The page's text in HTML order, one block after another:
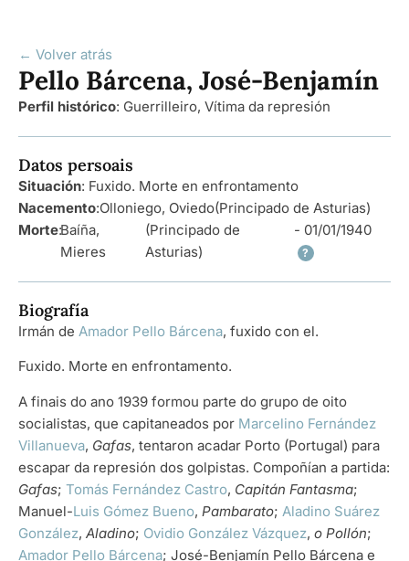
← Volver atrás
Pello Bárcena, José-Benjamín
Perfil histórico: Guerrilleiro, Vítima da represión
Datos persoais
Situación: Fuxido. Morte en enfrontamento
Nacemento:Olloniego, Oviedo(Principado de Asturias)
Morte:Baíña,
Mieres
(Principado de
Asturias)
- 01/01/1940
?
Biografía
Irmán de Amador Pello Bárcena, fuxido con el.
Fuxido. Morte en enfrontamento.
A finais do ano 1939 formou parte do grupo de oito
socialistas, que capitaneados por Marcelino Fernández
Villanueva, Gafas, tentaron acadar Porto (Portugal) para
escapar da represión dos golpistas. Compoñían a partida:
Gafas; Tomás Fernández Castro, Capitán Fantasma;
Manuel-Luis Gómez Bueno, Pambarato; Aladino Suárez
González, Aladino; Ovidio González Vázquez, o Pollón;
Amador Pello Bárcena; José-Benjamín Pello Bárcena e